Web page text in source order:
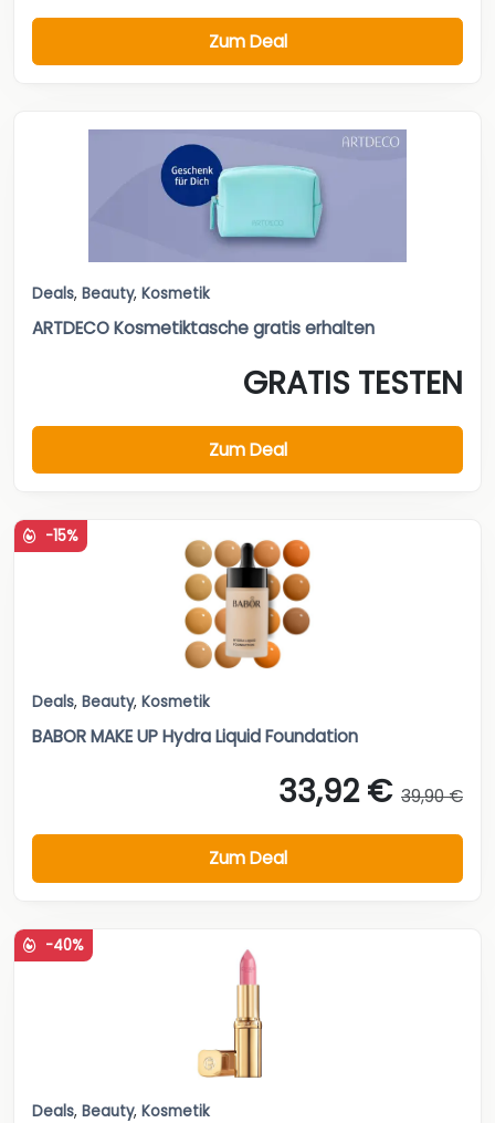
Zum Deal
Deals, Beauty, Kosmetik
ARTDECO Kosmetiktasche gratis erhalten
GRATIS TESTEN
Zum Deal
-15%
Deals, Beauty, Kosmetik
BABOR MAKE UP Hydra Liquid Foundation
33,92 € 39,90 €
Zum Deal
-40%
Deals, Beauty, Kosmetik